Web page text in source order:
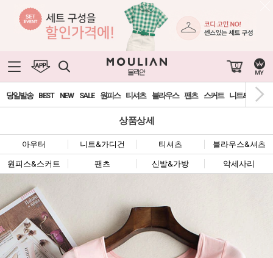
0
당일발송 BEST NEW SALE 원피스 티셔츠 블라우스 팬츠 스커트 니트&가디건
상품상세
아우터 니트&가디건 티셔츠 블라우스&셔츠
원피스&스커트 팬츠 신발&가방 악세사리